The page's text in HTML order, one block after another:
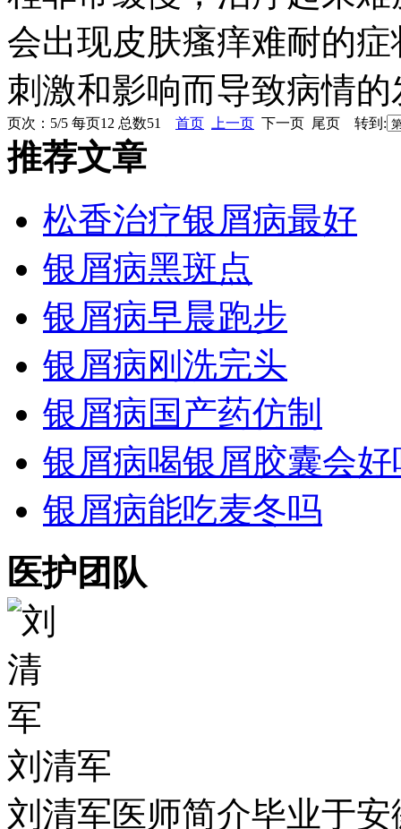
会出现皮肤瘙痒难耐的
刺激和影响而导致病情的
页次：5/5 每页12 总数51 首页 上一页 下一页 尾页 转到:
推荐文章
松香治疗银屑病最好
银屑病黑斑点
银屑病早晨跑步
银屑病刚洗完头
银屑病国产药仿制
银屑病喝银屑胶囊会好
银屑病能吃麦冬吗
医护团队
刘清军
刘清军医师简介毕业于